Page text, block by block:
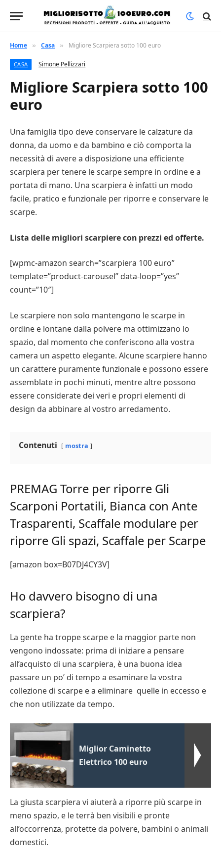
Home » Casa » Migliore Scarpiera sotto 100 euro
CASA Simone Pellizzari
Migliore Scarpiera sotto 100
euro
Una famiglia tipo deve conservare le calzature da
donna, da uomo e da bambino e ciò comporta la
necessità di avere a disposizione una efficiente
scarpiera per tenere le scarpe sempre in ordine e a
portata di mano. Una scarpiera è infatti un modo
facile, pratico e funzionale per riporre e conservare le
scarpe.
Lista delle migliori scarpiere con prezzi ed offerte.
[wpmc-amazon search=”scarpiera 100 euro”
template=”product-carousel” data-loop=”yes”
count=”10″]
Le scarpiere non solo mantengono le scarpe in
ordine e lontane dalla polvere ma ottimizzano lo
spazio, dal momento che conferiscono alla vostra
camera un aspetto elegante. Alcune scarpiere hanno
un carattere puramente funzionale e possono essere
assemblate in pochi minuti, mentre altre possono
essere considerate dei veri e propri elementi di
design da abbinare al vostro arredamento.
Contenuti mostra
PREMAG Torre per riporre Gli
Scarponi Portatili, Bianca con Ante
Trasparenti, Scaffale modulare per
riporre Gli spazi, Scaffale per Scarpe
[amazon box=B07DJ4CY3V]
Ho davvero bisogno di una
scarpiera?
La gente ha troppe scarpe e la maggior parte non
vengono indossate: prima di iniziare a pensare
all’acquisto di una scarpiera, è una buona idea
passare un po’ di tempo a esaminare la vostra
collezione di scarpe e a eliminare quelle in eccesso e
che non utilizzate da tempo.
Miglior Caminetto
Elettrico 100 euro
La giusta scarpiera vi aiuterà a riporre più scarpe in
meno spazio, e le terrà ben visibili e pronte
all’occorrenza, protette da polvere, bambini o animali
domestici.